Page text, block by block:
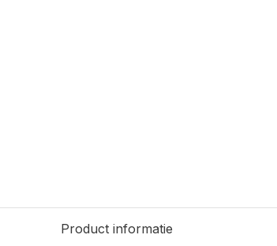
Product informatie